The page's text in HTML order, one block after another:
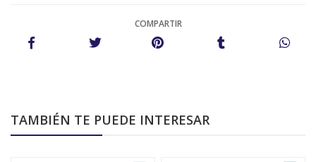
COMPARTIR
TAMBIÉN TE PUEDE INTERESAR